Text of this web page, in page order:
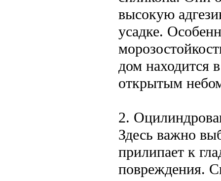
высокую
усадке.
дом находится
открытым
2.
Здесь важно
прилипает к
повреждения.